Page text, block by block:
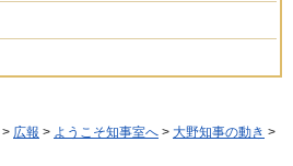
> 広報 > ようこそ知事室へ > 大野知事の動き >